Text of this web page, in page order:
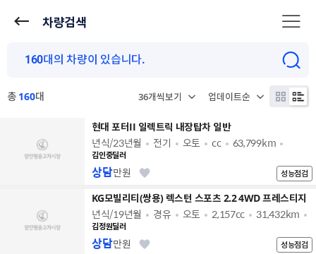
차량검색
총 160대
현대 포터II 일렉트릭 내장탑차 일반
년식/23년월 전기 오토 cc 63,799km
김인중딜러
성능점검
상담만원
KG모빌리티(쌍용) 렉스턴 스포츠 2.2 4WD 프레스티지
년식/19년월 경유 오토 2,157cc 31,432km
김정원딜러
성능점검
상담만원